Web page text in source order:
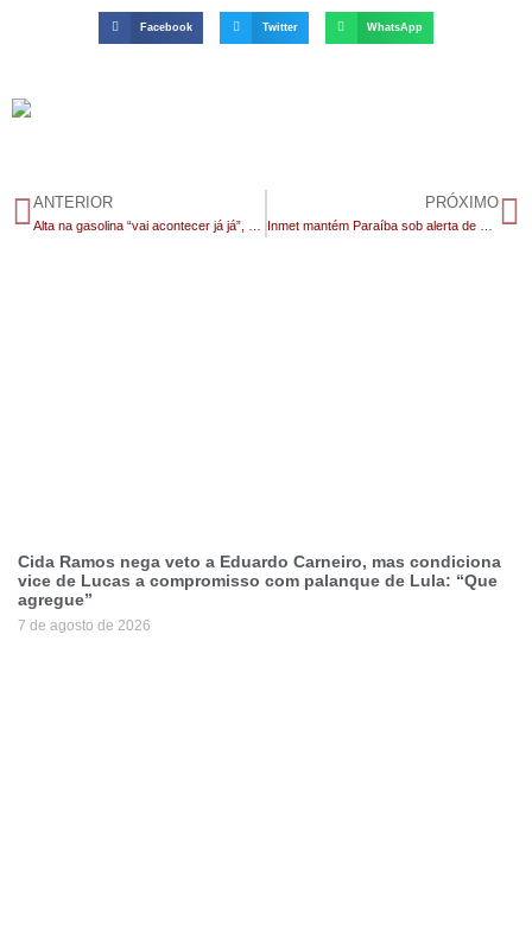
Facebook Twitter WhatsApp
ANTERIOR PRÓXIMO
Cida Ramos nega veto a Eduardo Carneiro, mas condiciona
vice de Lucas a compromisso com palanque de Lula: “Que
agregue”
7 de agosto de 2026